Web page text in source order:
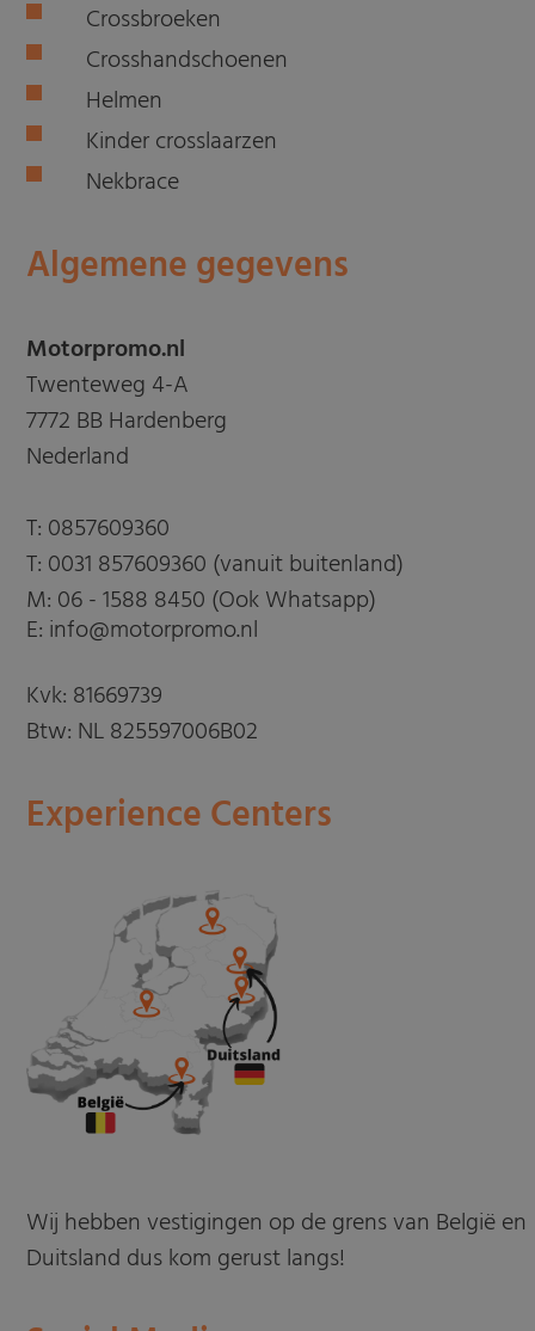
Crossbroeken
Crosshandschoenen
Helmen
Kinder crosslaarzen
Nekbrace
Algemene gegevens
Motorpromo.nl
Twenteweg 4-A
7772 BB Hardenberg
Nederland
T: 0857609360
T: 0031 857609360 (vanuit buitenland)
M: 06 - 1588 8450 (Ook Whatsapp)
E: info@motorpromo.nl
Kvk: 81669739
Btw: NL 825597006B02
Experience Centers
Wij hebben vestigingen op de grens van België en
Duitsland dus kom gerust langs!